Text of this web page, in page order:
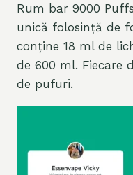
Rum bar 9000
unică folosință de
conține 18 ml de
de 600 ml. Fiecare
de pufuri.